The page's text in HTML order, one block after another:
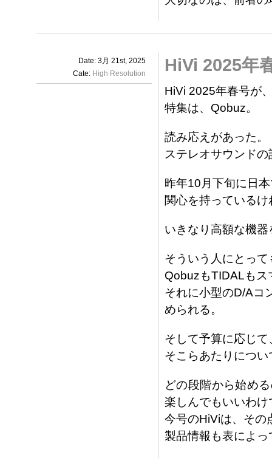
Date: 3月 21st, 2025
Cate: High Resolution HiVi 2025年
HiVi 2025年春号が
特集は、Qobuz。
読み応えがあった。
ステレオサウンド
昨年10月下旬に日
関心を持っている
いきなり高額な機
そういう人にとっ
QobuzもTIDALもス
それに小型のD/Aコ
められる。
そして予算に応じ
そこらあたりにつ
どの段階から始め
楽しんでもいいわけ
今号のHiViは、その
製品情報も表によ